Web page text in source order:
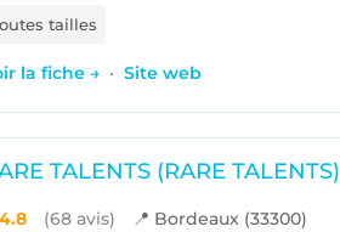
tailles
la fiche → · Site web
TALENTS (RARE TALENTS)
(68 avis) 📍 Bordeaux (33300)